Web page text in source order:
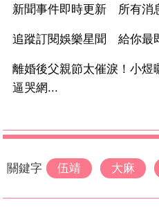
新聞事件即時更新 所有消
追蹤訂閱娛樂星聞 給你最
離婚後父親節太催淚！小
逼哭網...
關鍵字 伍靖 大麻